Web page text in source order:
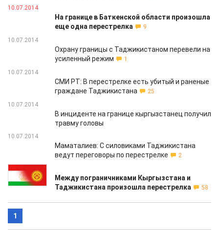
10.07.2014
На границе в Баткенской области произошла
еще одна перестрелка
9
10.07.2014
Охрану границы с Таджикистаном перевели на
усиленный режим
1
10.07.2014
СМИ РТ: В перестрелке есть убитый и раненые
граждане Таджикистана
25
10.07.2014
В инциденте на границе кыргызстанец получил
травму головы
10.07.2014
Маматалиев: С силовиками Таджикистана
ведут переговоры по перестрелке
2
10.07.2014
Между пограничниками Кыргызстана и
Таджикистана произошла перестрелка
58
1